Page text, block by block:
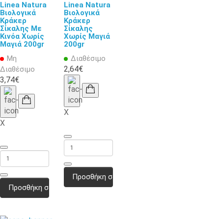
Linea Natura
Βιολογικά
Κράκερ
Σίκαλης Με
Κινόα Χωρίς
Μαγιά 200gr
Μη
Διαθέσιμο
3,74€
X
Προσθήκη στο καλάθι
Linea Natura
Βιολογικά
Κράκερ
Σίκαλης
Χωρίς Μαγιά
200gr
Διαθέσιμο
2,64€
X
Προσθήκη στο καλάθι